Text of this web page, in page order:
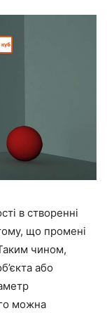
в створенні
що промені
чином,
або
можна